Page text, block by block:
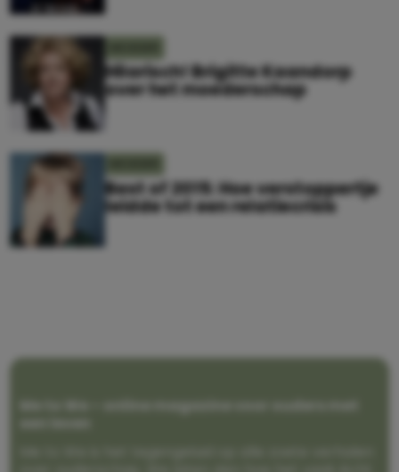
Hilarisch! Brigitte Kaandorp
over het moederschap
Best of 2015: Hoe verstoppertje
leidde tot een relatiecrisis
Me to We – online magazine voor ouders met